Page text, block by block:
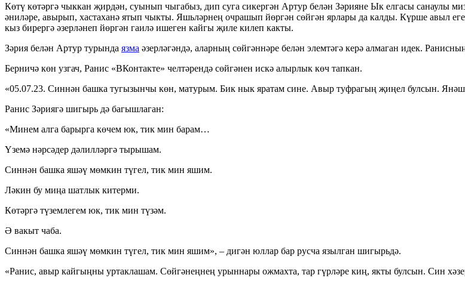
Көтү көтәргә чыккан җирдән, суынып чыгабыз, дип суга сикергән Артур белән Зәрияне Ык елгасы санаулы
әниләре, авырып, хастаханә ятып чыкты. Яшьләрнең очрашып йөргән сөйгән ярлары да калды. Күрше авыл
кыз бирергә әзерләнеп йөргән гаилә ишеген кайгы җиле килеп какты.
Зәрия белән Артур турында язма әзерләгәндә, аларның сөйгәннәре белән элемтәгә керә алмаган идек.
Берничә көн узгач, Ранис «ВКонтакте» челтәрендә сөйгәнен искә алырлык көч тапкан.
«05.07.23. Синнән башка тугызынчы көн, матурым. Бик нык яратам сине. Авыр туфрагың җиңел булсын.
Ранис Зәриягә шигырь дә багышлаган:
«Минем алга барырга көчем юк, тик мин барам…
Үземә нәрсәдер дәлилләргә тырышам.
Синнән башка яшәү мөмкин түгел, тик мин яшим.
Ләкин бу миңа шатлык китерми.
Көтәргә түземлегем юк, тик мин түзәм.
Ә вакыт чаба.
Синнән башка яшәү мөмкин түгел, тик мин яшим», – дигән юллар бар русча язылган шигырьдә.
«Ранис, авыр кайгыңны уртаклашам. Сөйгәнеңнең урыннары ожмахта, тар гүрләре киң, якты булсын. Син